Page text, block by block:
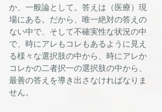
か、一般論として。答えは（医療）現
場にある。だから、唯一絶対の答えの
ない中で、そして不確実性な状況の中
で、時にアレもコレもあるように見え
る様々な選択肢の中から、時にアレか
コレかの二者択一の選択肢の中から、
最善の答えを導き出さなければなりま
せん。